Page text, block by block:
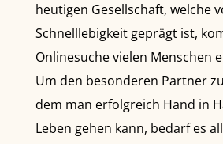
heutigen Gesellschaft, welche
Schnelllebigkeit geprägt ist,
Onlinesuche vielen Menschen
Um den besonderen Partner
dem man erfolgreich Hand in
Leben gehen kann, bedarf es